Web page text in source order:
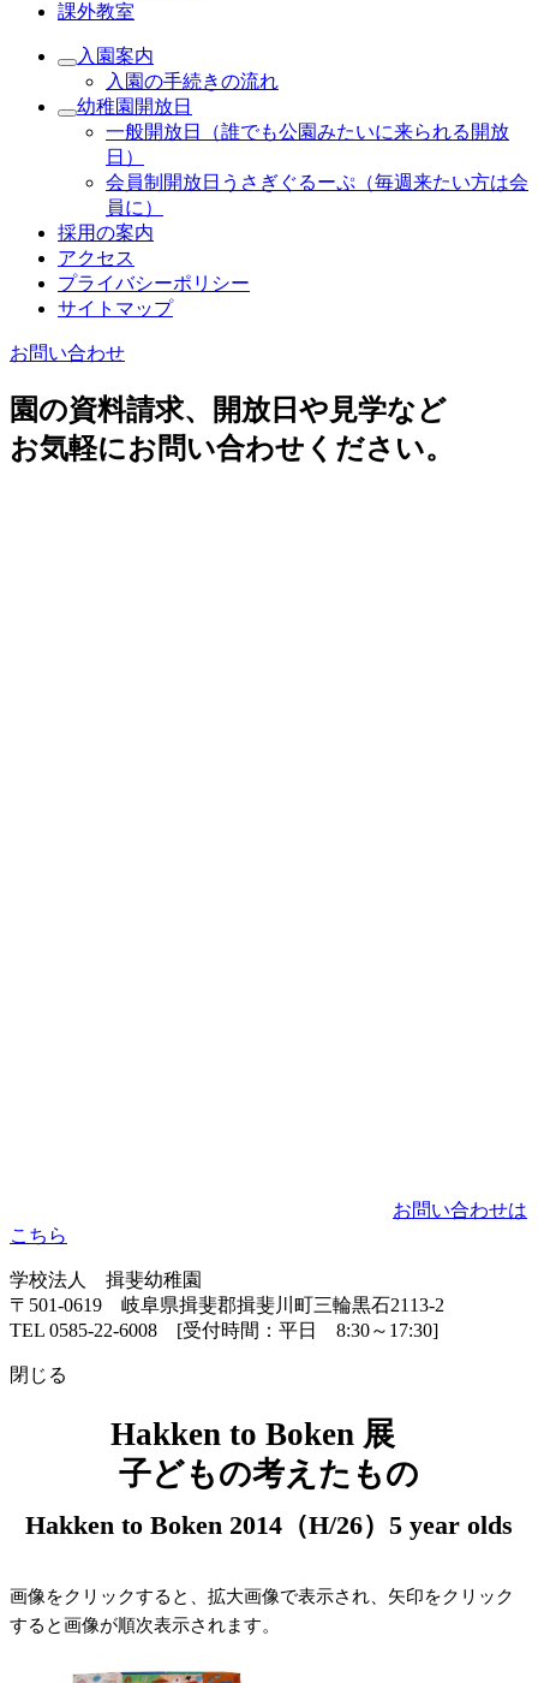
課外教室
入園案内
入園の手続きの流れ
幼稚園開放日
一般開放日（誰でも公園みたいに来られる開放
日）
会員制開放日うさぎぐるーぷ（毎週来たい方は会
員に）
採用の案内
アクセス
プライバシーポリシー
サイトマップ
お問い合わせ
園の資料請求、開放日や見学など
お気軽にお問い合わせください。
お問い合わせは
こちら
学校法人 揖斐幼稚園
〒501-0619 岐阜県揖斐郡揖斐川町三輪黒石2113-2
TEL 0585-22-6008 [受付時間：平日 8:30～17:30]
閉じる
Hakken to Boken 展
子どもの考えたもの
Hakken to Boken 2014（H/26）5 year olds
画像をクリックすると、拡大画像で表示され、矢印をクリック
すると画像が順次表示されます。